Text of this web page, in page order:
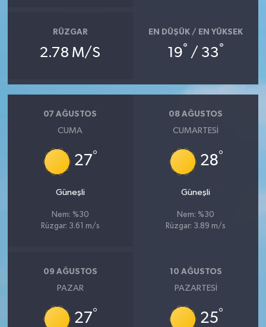
RÜZGAR
2.78 M/S
EN DÜŞÜK / EN YÜKSEK
19° / 33°
07 AĞUSTOS
CUMA
27°
Güneşli
Nem: %30
Rüzgar: 3.61 m/s
08 AĞUSTOS
CUMARTESI
28°
Güneşli
Nem: %30
Rüzgar: 3.89 m/s
09 AĞUSTOS
PAZAR
27°
10 AĞUSTOS
PAZARTESI
25°